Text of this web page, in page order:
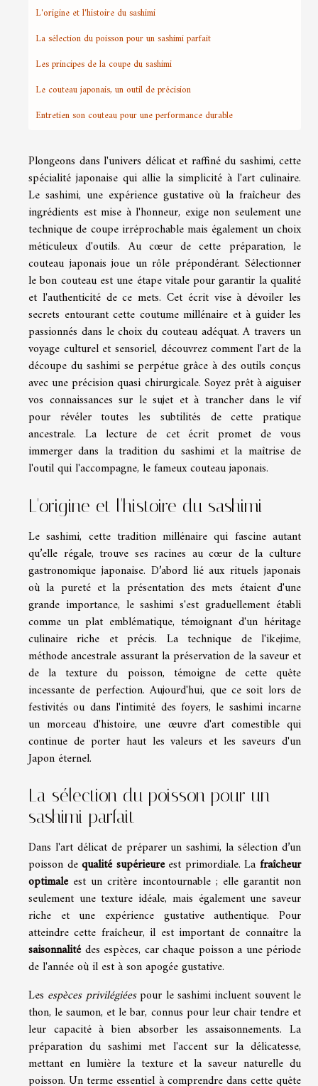
L'origine et l'histoire du sashimi
La sélection du poisson pour un sashimi parfait
Les principes de la coupe du sashimi
Le couteau japonais, un outil de précision
Entretien son couteau pour une performance durable
Plongeons dans l'univers délicat et raffiné du sashimi, cette
spécialité japonaise qui allie la simplicité à l'art culinaire.
Le sashimi, une expérience gustative où la fraîcheur des
ingrédients est mise à l'honneur, exige non seulement une
technique de coupe irréprochable mais également un choix
méticuleux d'outils. Au cœur de cette préparation, le
couteau japonais joue un rôle prépondérant. Sélectionner
le bon couteau est une étape vitale pour garantir la qualité
et l'authenticité de ce mets. Cet écrit vise à dévoiler les
secrets entourant cette coutume millénaire et à guider les
passionnés dans le choix du couteau adéquat. A travers un
voyage culturel et sensoriel, découvrez comment l'art de la
découpe du sashimi se perpétue grâce à des outils conçus
avec une précision quasi chirurgicale. Soyez prêt à aiguiser
vos connaissances sur le sujet et à trancher dans le vif
pour révéler toutes les subtilités de cette pratique
ancestrale. La lecture de cet écrit promet de vous
immerger dans la tradition du sashimi et la maîtrise de
l'outil qui l'accompagne, le fameux couteau japonais.
L'origine et l'histoire du sashimi
Le sashimi, cette tradition millénaire qui fascine autant
qu’elle régale, trouve ses racines au cœur de la culture
gastronomique japonaise. D’abord lié aux rituels japonais
où la pureté et la présentation des mets étaient d'une
grande importance, le sashimi s'est graduellement établi
comme un plat emblématique, témoignant d'un héritage
culinaire riche et précis. La technique de l'ikejime,
méthode ancestrale assurant la préservation de la saveur et
de la texture du poisson, témoigne de cette quête
incessante de perfection. Aujourd'hui, que ce soit lors de
festivités ou dans l'intimité des foyers, le sashimi incarne
un morceau d'histoire, une œuvre d'art comestible qui
continue de porter haut les valeurs et les saveurs d'un
Japon éternel.
La sélection du poisson pour un
sashimi parfait
Dans l'art délicat de préparer un sashimi, la sélection d’un
poisson dequalité supérieureest primordiale. Lafraîcheur
optimaleest un critère incontournable ; elle garantit non
seulement une texture idéale, mais également une saveur
riche et une expérience gustative authentique. Pour
atteindre cette fraîcheur, il est important de connaître la
saisonnalitédes espèces, car chaque poisson a une période
de l'année où il est à son apogée gustative.
Les espèces privilégiéespour le sashimi incluent souvent le
thon, le saumon, et le bar, connus pour leur chair tendre et
leur capacité à bien absorber les assaisonnements. La
préparation du sashimi met l'accent sur la délicatesse,
mettant en lumière la texture et la saveur naturelle du
poisson. Un terme essentiel à comprendre dans cette quête